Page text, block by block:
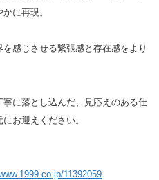
に再現。
感じさせる緊張感と存在感をより
に落とし込んだ、見応えのある仕
お迎えください。
11392059